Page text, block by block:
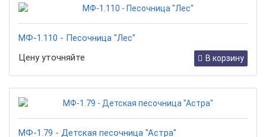
МФ-1.110 - Песочница "Лес"
Цену уточняйте
В корзину
МФ-1.79 - Детская песочница "Астра"